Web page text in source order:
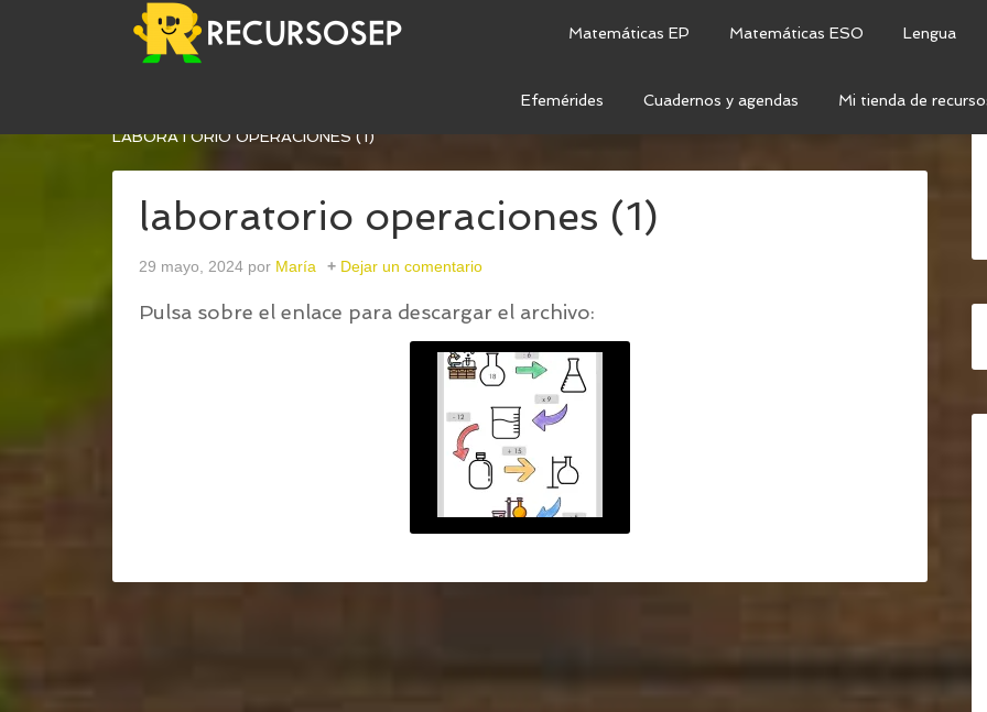
Matemáticas EP Matemáticas ESO Lengua
Efemérides Cuadernos y agendas Mi tienda de
EL LABORATARIO DE LAS OPERACIONES MATEMÁTICAS + PLANTILLA
LABORATORIO OPERACIONES (1)
laboratorio operaciones (1)
29 mayo, 2024 por María Dejar un comentario
Pulsa sobre el enlace para descargar el archivo: